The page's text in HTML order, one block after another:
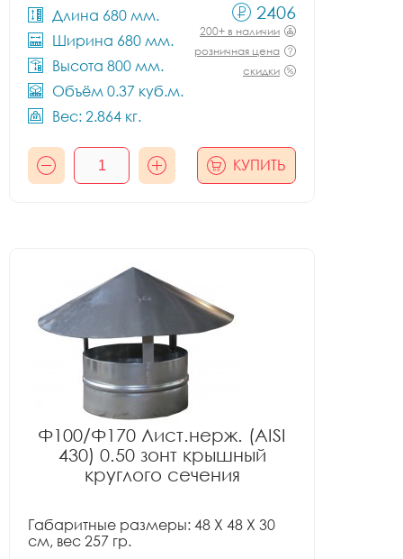
Длина 680 мм.
Ширина 680 мм.
Высота 800 мм.
Объём 0.37 куб.м.
Вес: 2.864 кг.
2406
200+ в наличии
розничная цена
скидки
КУПИТЬ
Ф100/Ф170 Лист.нерж. (AISI
430) 0.50 зонт крышный
круглого сечения
Габаритные размеры: 48 X 48 X 30
см, вес 257 гр.